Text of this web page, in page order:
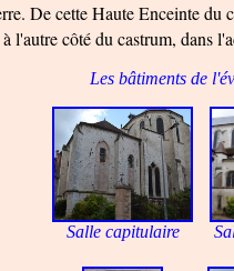
De cette Haute Enceinte du
à l'autre côté du castrum, dans
Les bâtiments de
Salle capitulaire